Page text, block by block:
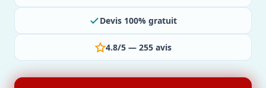
Devis 100% gratuit
4.8/5 — 255 avis